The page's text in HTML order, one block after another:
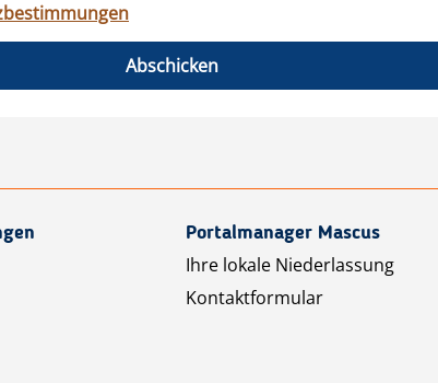
Abschicken
Portalmanager Mascus
Ihre lokale Niederlassung
Kontaktformular